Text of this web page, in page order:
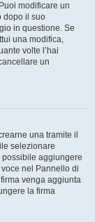
modificare un
dopo il suo
in questione. Se
una modifica,
volte l’hai
un
una tramite il
selezionare
aggiungere
nel Pannello di
venga aggiunta
la firma